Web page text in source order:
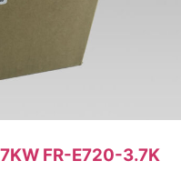
FR-E720-3.7K